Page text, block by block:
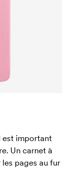
est important
Un carnet à
pages au fur